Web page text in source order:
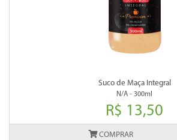
Suco de Maça Integral
N/A - 300ml
R$ 13,50
COMPRAR